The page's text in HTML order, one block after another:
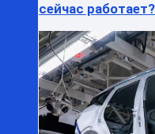
сейчас работает?